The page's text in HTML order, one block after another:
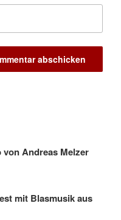
Andreas Melzer
mit Blasmusik aus